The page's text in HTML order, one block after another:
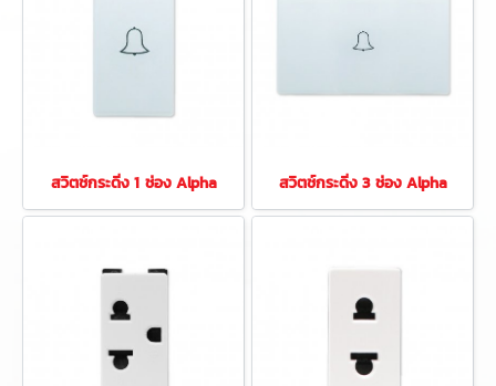
สวิตช์กระดิ่ง 1 ช่อง Alpha สวิตช์กระดิ่ง 3 ช่อง Alpha